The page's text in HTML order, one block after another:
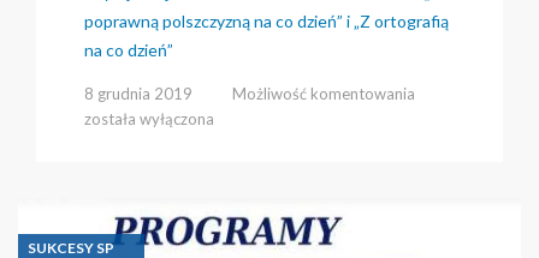
poprawną polszczyzną na co dzień” i „Z ortografią
na co dzień”
8 grudnia 2019 Możliwość komentowania
została wyłączona
SUKCESY SP